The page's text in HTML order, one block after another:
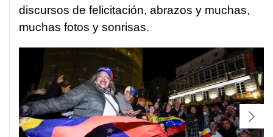
discursos de felicitación, abrazos y muchas,
muchas fotos y sonrisas.